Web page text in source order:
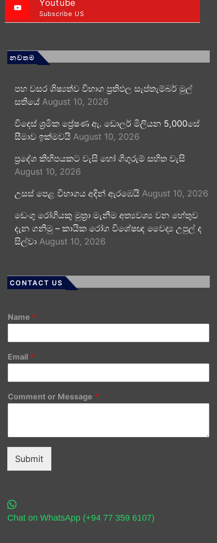
Youtube
Subscribe US
නවතම
පහ වසර ශිෂ්‍යත්ව විභාග ප්‍රතිඵල සැප්තැම්බර් මුල්
සතියේ August 10, 2026
විදෙස් ශ්‍රමික ප්‍රේෂණ ඇ. ඩොලර් මිලියන 5,000සේ
සීමාව ඉක්මවයි August 10, 2026
ප්‍රදේශ කිහිපයකට වැසි හෝ ගිගුරුම් සහිත වැසි
August 10, 2026
උසස් පෙළ විභාගය අදින් ඇරඹෙයි August 10, 2026
ඩෙංගු රෝගියකු ⁣මුත්‍රා මැනීම අත්‍යවශ්‍ය වන හේතුව
දැන ගනිමු – කායික රෝග විශේෂඥ වෛද්‍ය උපුල් ද
සිල්වා August 10, 2026
CONTACT US
Name *
Email *
Comment or Message *
Submit
Chat on WhatsApp (+94 77 359 6107)